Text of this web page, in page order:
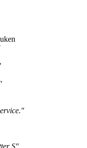
S"